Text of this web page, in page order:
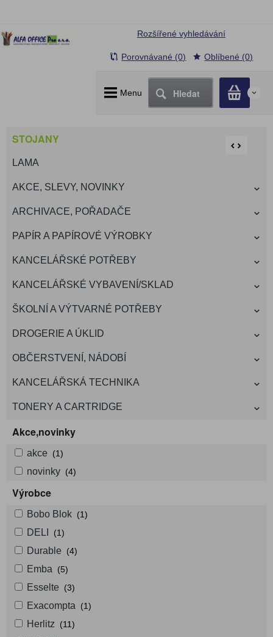
Menu Hledat 0
Rozšířené vyhledávání
Porovnávané (0) Oblíbené (0)
STOJANY
LAMA
AKCE, SLEVY, NOVINKY
ARCHIVACE, POŘADAČE
PAPÍR A PAPÍROVÉ VÝROBKY
KANCELÁŘSKÉ POTŘEBY
KANCELÁŘSKÉ VYBAVENÍ/SKLAD
ŠKOLNÍ A VÝTVARNÉ POTŘEBY
DROGERIE A ÚKLID
OBČERSTVENÍ, NÁDOBÍ
KANCELÁŘSKÁ TECHNIKA
TONERY A CARTRIDGE
Akce,novinky
akce (1)
novinky (4)
Výrobce
Bobo Blok (1)
DELI (1)
Durable (4)
Emba (5)
Esselte (3)
Exacompta (1)
Herlitz (11)